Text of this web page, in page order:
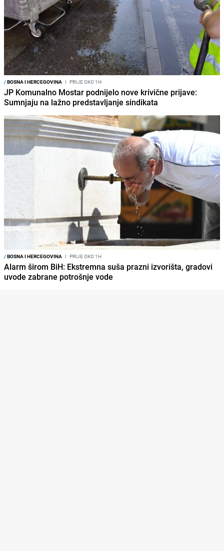
/BOSNA I HERCEGOVINA I PRIJE OKO 1H
JP Komunalno Mostar podnijelo nove krivične prijave:
Sumnjaju na lažno predstavljanje sindikata
/BOSNA I HERCEGOVINA I PRIJE OKO 1H
Alarm širom BiH: Ekstremna suša prazni izvorišta, gradovi
uvode zabrane potrošnje vode